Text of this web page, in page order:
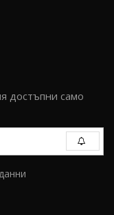
достъпни само